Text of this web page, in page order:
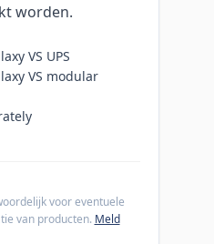
worden.
VS UPS
VS modular
voor eventuele
van producten. Meld